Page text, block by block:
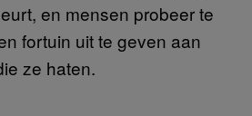
en mensen probeer te
fortuin uit te geven aan
ze haten.